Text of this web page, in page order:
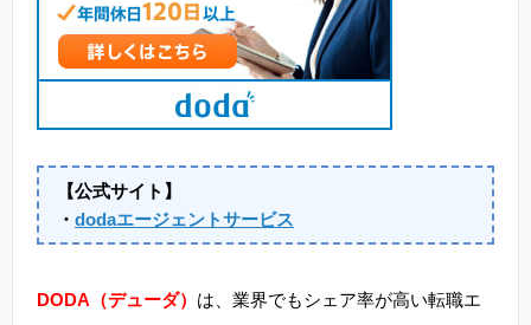
【公式サイト】
・ dodaエージェントサービス
DODA（デューダ） は、業界でもシェア率が高い転職エ